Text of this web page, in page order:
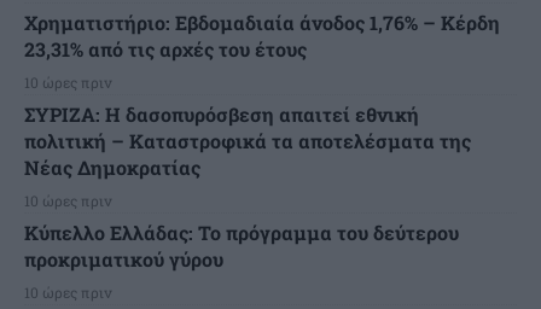
Χρηματιστήριο: Εβδομαδιαία άνοδος 1,76% – Κέρδη
23,31% από τις αρχές του έτους
10 ώρες πριν
ΣΥΡΙΖΑ: Η δασοπυρόσβεση απαιτεί εθνική
πολιτική – Καταστροφικά τα αποτελέσματα της
Νέας Δημοκρατίας
10 ώρες πριν
Κύπελλο Ελλάδας: Το πρόγραμμα του δεύτερου
προκριματικού γύρου
10 ώρες πριν